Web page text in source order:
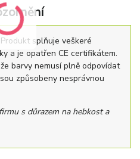
splňuje veškeré
a je opatřen CE certifikátem.
barvy nemusí plně odpovídat
způsobeny nesprávnou
s důrazem na hebkost a